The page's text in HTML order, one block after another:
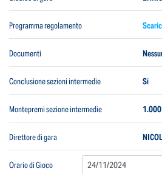
Programma regolamento
Documenti
Conclusione sezioni intermedie Si
Montepremi sezione intermedie
Direttore di gara
Orario di Gioco